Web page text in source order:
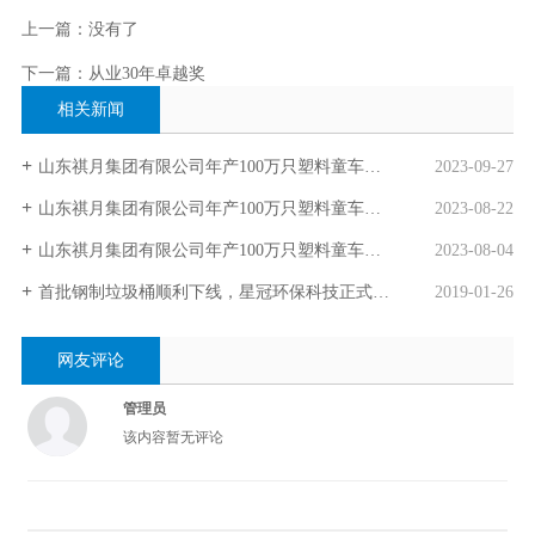
上一篇：没有了
下一篇：从业30年卓越奖
相关新闻
山东祺月集团有限公司年产100万只塑料童车轮项目（一期）验收公示 2023-09-27
山东祺月集团有限公司年产100万只塑料童车轮项目（一期）竣工时间公示 2023-08-22
山东祺月集团有限公司年产100万只塑料童车轮项目（一期）竣工时间公示 2023-08-04
首批钢制垃圾桶顺利下线，星冠环保科技正式投产！ 2019-01-26
网友评论
管理员
该内容暂无评论